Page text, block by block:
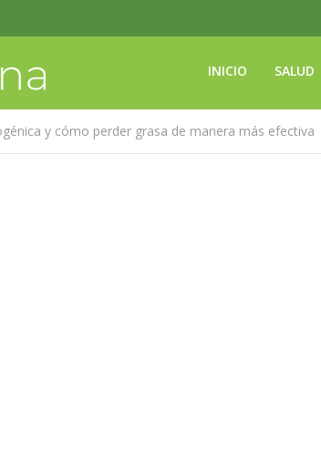
INICIO SALUD
y cómo perder grasa de manera más efectiva